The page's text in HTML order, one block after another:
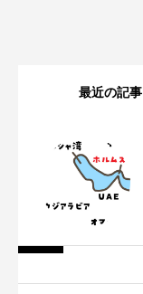
最近の記事